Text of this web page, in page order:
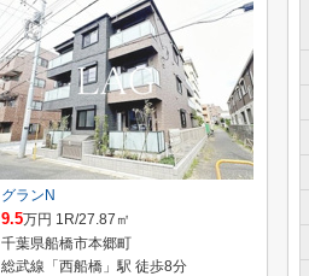
グランN
9.5万円 1R/27.87㎡
千葉県船橋市本郷町
総武線「西船橋」駅 徒歩8分